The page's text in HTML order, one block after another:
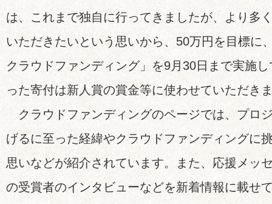
は、これまで独自に行ってきましたが、より多
いただきたいという思いから、50万円を目標に
クラウドファンディング」を9月30日まで実施
った寄付は新人賞の賞金等に使わせていただき
クラウドファンディングのページでは、プロ
げるに至った経緯やクラウドファンディングに
思いなどが紹介されています。また、応援メッ
の受賞者のインタビューなどを新着情報に載せ